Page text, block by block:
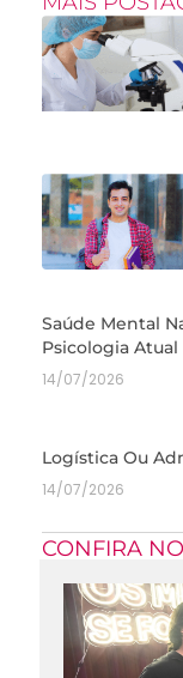
Saúde Mental
Psicologia Atual
14/07/2026
Logística Ou
14/07/2026
CONFIRA